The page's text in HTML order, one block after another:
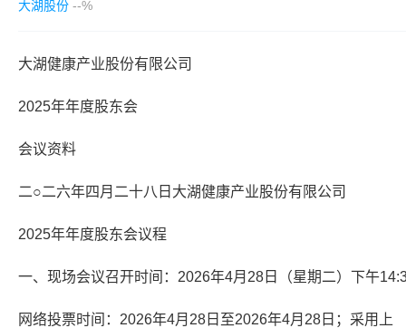
大湖股份 --%
大湖健康产业股份有限公司
2025年年度股东会
会议资料
二○二六年四月二十八日大湖健康产业股份有限公司
2025年年度股东会议程
一、现场会议召开时间：2026年4月28日（星期二）下午
网络投票时间：2026年4月28日至2026年4月28日；采用上